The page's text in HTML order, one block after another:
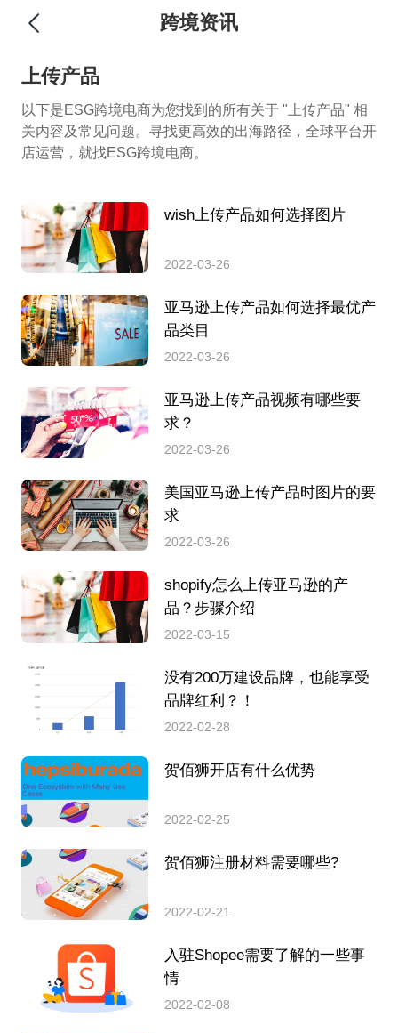
跨境资讯
上传产品
以下是ESG跨境电商为您找到的所有关于 "上传产品" 相
关内容及常见问题。寻找更高效的出海路径，全球平台开
店运营，就找ESG跨境电商。
wish上传产品如何选择图片
2022-03-26
亚马逊上传产品如何选择最优产
品类目
2022-03-26
亚马逊上传产品视频有哪些要
求？
2022-03-26
美国亚马逊上传产品时图片的要
求
2022-03-26
shopify怎么上传亚马逊的产
品？步骤介绍
2022-03-15
没有200万建设品牌，也能享受
品牌红利？！
2022-02-28
贺佰狮开店有什么优势
2022-02-25
贺佰狮注册材料需要哪些?
2022-02-21
入驻Shopee需要了解的一些事
情
2022-02-08